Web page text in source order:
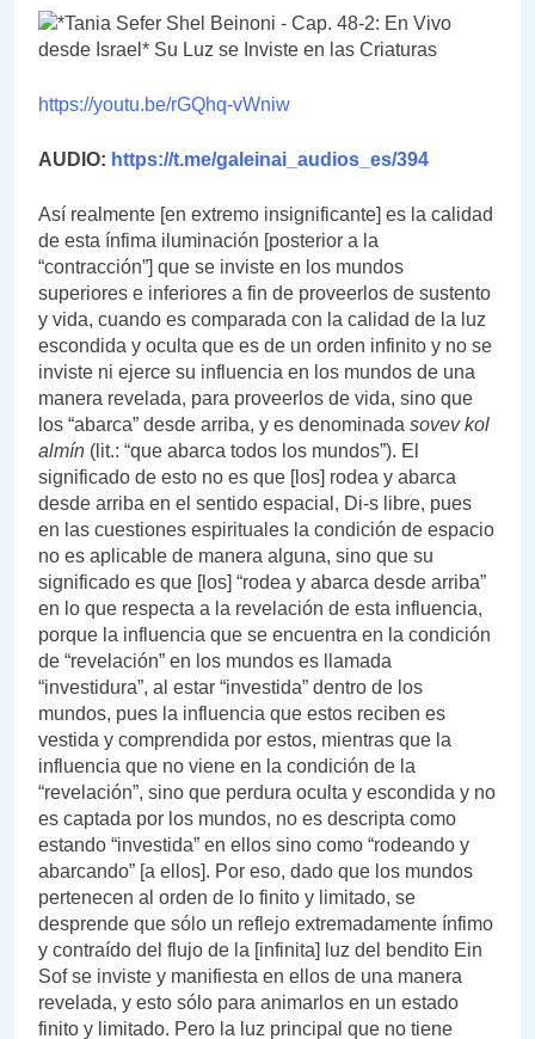
https://youtu.be/rGQhq-vWniw
AUDIO: https://t.me/galeinai_audios_es/394
Así realmente [en extremo insignificante] es la calidad
de esta ínfima iluminación [posterior a la
“contracción”] que se inviste en los mundos
superiores e inferiores a fin de proveerlos de sustento
y vida, cuando es comparada con la calidad de la luz
escondida y oculta que es de un orden infinito y no se
inviste ni ejerce su influencia en los mundos de una
manera revelada, para proveerlos de vida, sino que
los “abarca” desde arriba, y es denominada sovev kol
almín (lit.: “que abarca todos los mundos”). El
significado de esto no es que [los] rodea y abarca
desde arriba en el sentido espacial, Di-s libre, pues
en las cuestiones espirituales la condición de espacio
no es aplicable de manera alguna, sino que su
significado es que [los] “rodea y abarca desde arriba”
en lo que respecta a la revelación de esta influencia,
porque la influencia que se encuentra en la condición
de “revelación” en los mundos es llamada
“investidura”, al estar “investida” dentro de los
mundos, pues la influencia que estos reciben es
vestida y comprendida por estos, mientras que la
influencia que no viene en la condición de la
“revelación”, sino que perdura oculta y escondida y no
es captada por los mundos, no es descripta como
estando “investida” en ellos sino como “rodeando y
abarcando” [a ellos]. Por eso, dado que los mundos
pertenecen al orden de lo finito y limitado, se
desprende que sólo un reflejo extremadamente ínfimo
y contraído del flujo de la [infinita] luz del bendito Ein
Sof se inviste y manifiesta en ellos de una manera
revelada, y esto sólo para animarlos en un estado
finito y limitado. Pero la luz principal que no tiene